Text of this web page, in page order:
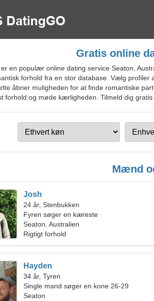
Gratis online
en populær online dating service Seaton,
forhold fra en stor database. Vælg
åbner muligheden for at finde romantiske
forhold og møde kærligheden. Tilmeld dig
Mænd
Josh
24 år, Stenbukken
Fyren søger en kæreste
Seaton, Australien
Rigtigt forhold
Hayden
34 år, Tyren
Single mand søger en kone 26-29
Seaton